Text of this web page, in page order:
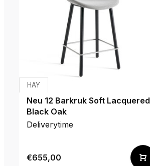
HAY
Neu 12 Barkruk Soft Lacquered
Black Oak
Deliverytime
€655,00